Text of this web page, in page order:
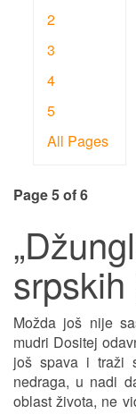
2
3
4
5
All Pages
Page 5 of 6
Možda još nije
mudri Dositej
još spava i traži
nedraga, u nadi
oblast života, ne